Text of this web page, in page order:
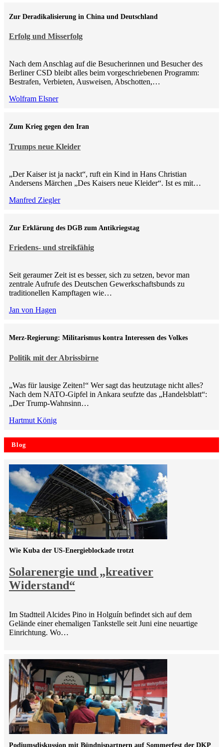
Erfolg und Misserfolg
Zur Deradikalisierung in China und Deutschland
Nach dem Anschlag auf die Besucherinnen und Besucher des
Berliner CSD bleibt alles beim vorgeschriebenen Programm:
Bestrafen, Verbieten, Ausweisen, Abschotten,…
Wolfram Elsner
Trumps neue Kleider
Zum Krieg gegen den Iran
„Der Kaiser ist ja nackt“, ruft ein Kind in Hans Christian
Andersens Märchen „Des Kaisers neue Kleider“. Ist es mit…
Manfred Ziegler
Friedens- und streikfähig
Zur Erklärung des DGB zum Antikriegstag
Seit geraumer Zeit ist es besser, sich zu setzen, bevor man
zentrale Aufrufe des Deutschen Gewerkschaftsbunds zu
traditionellen Kampftagen wie…
Jan von Hagen
Politik mit der Abrissbirne
Merz-Regierung: Militarismus kontra Inte­ressen des Volkes
„Was für lausige Zeiten!“ Wer sagt das heutzutage nicht alles?
Nach dem NATO-Gipfel in Ankara seufzte das „Handelsblatt“:
„Der Trump-Wahnsinn…
Hartmut König
Blog
Solarenergie und „kreativer
Widerstand“
Wie Kuba der US-Energieblockade trotzt
Im Stadtteil Alcides Pino in Holguín befindet sich auf dem
Gelände einer ehemaligen Tankstelle seit Juni eine neuartige
Einrichtung. Wo…
Podiumsdiskussion mit Bündnispartnern auf Sommerfest der DKP